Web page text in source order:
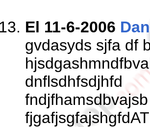
El 11-6-2006
gvdasyds sjfa df
dnflsdhfsdjhfd